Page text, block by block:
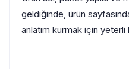
geldiğinde, ürün
anlatım kurmak için